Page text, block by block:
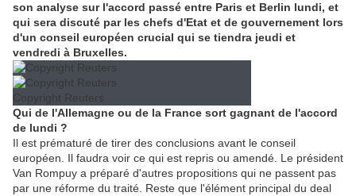
son analyse sur l'accord passé entre Paris et Berlin lundi, et
qui sera discuté par les chefs d'Etat et de gouvernement lors
d'un conseil européen crucial qui se tiendra jeudi et
vendredi à Bruxelles.
Copyright Reuters
Qui de l'Allemagne ou de la France sort gagnant de l'accord
de lundi ?
Il est prématuré de tirer des conclusions avant le conseil
européen. Il faudra voir ce qui est repris ou amendé. Le président
Van Rompuy a préparé d'autres propositions qui ne passent pas
par une réforme du traité. Reste que l'élément principal du deal